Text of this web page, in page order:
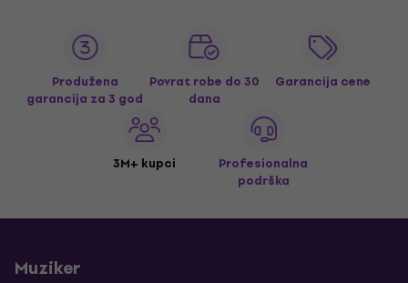
Produžena
garancija za 3 god
Povrat robe do 30
dana
Garancija cene
3M+ kupci
Profesionalna
podrška
Muziker